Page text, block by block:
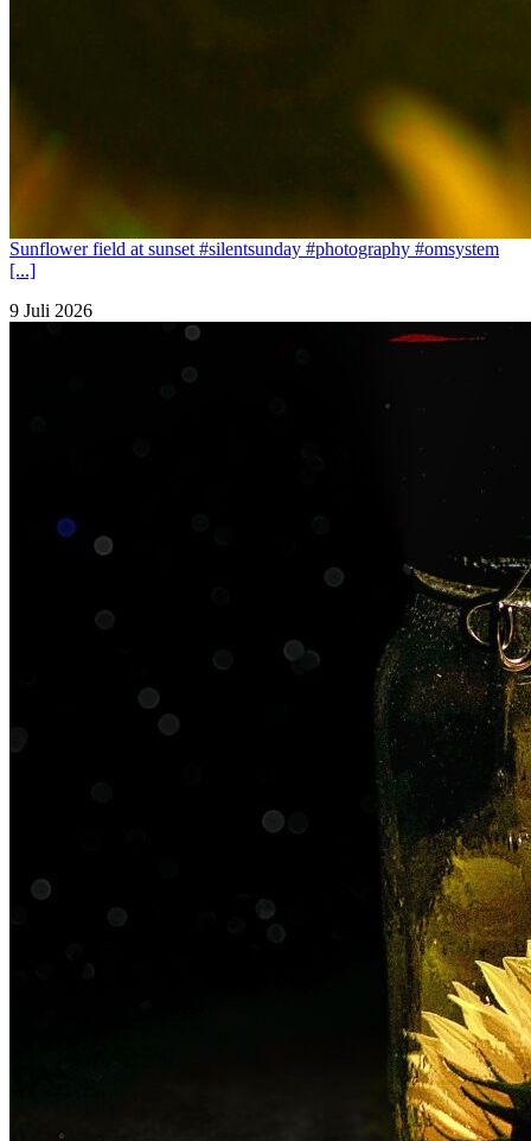
Sunflower field at sunset #silentsunday #photography #omsystem
[...]
9 Juli 2026